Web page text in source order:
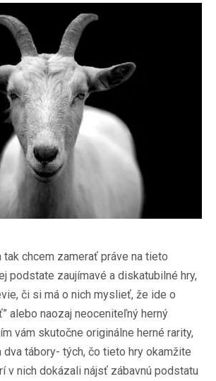
tak chcem zamerať práve na tieto
podstate zaujímavé a diskatubilné hry,
či si má o nich myslieť, že ide o
alebo naozaj neoceniteľný herný
vám skutočne originálne herné rarity,
tábory- tých, čo tieto hry okamžite
v nich dokázali nájsť zábavnú podstatu